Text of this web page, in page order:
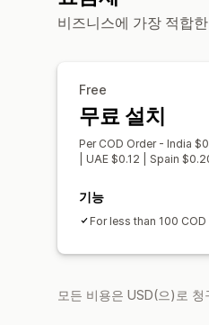
비즈니스에 가장 적합
Free
무료 설치
Per COD Order - India
| UAE $0.12 | Spain
기능
For less than 100
모든 비용은 USD(으)로